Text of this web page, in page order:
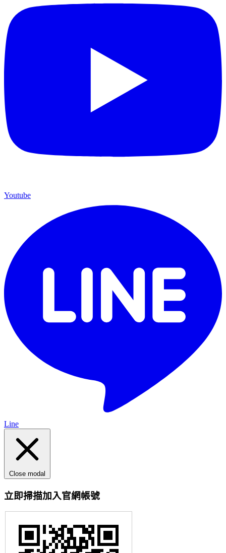
Youtube
Line
Close modal
立即掃描加入官網帳號